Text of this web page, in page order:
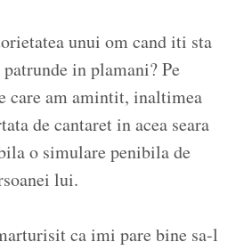
unui om cand iti sta
in plamani? Pe
care am amintit, inaltimea
de cantaret in acea seara
o simulare penibila de
lui.
ca imi pare bine sa-l